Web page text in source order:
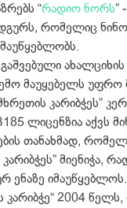
“რადიო ნორს”
რომელიც
მაუყებელს უფრო
კარიბჭეს”
ლიცენზია აქვს
თანახმად,
მიენიჭა,
ენაზე იმაუწყებლოს.
კარიბჭე“ 2004